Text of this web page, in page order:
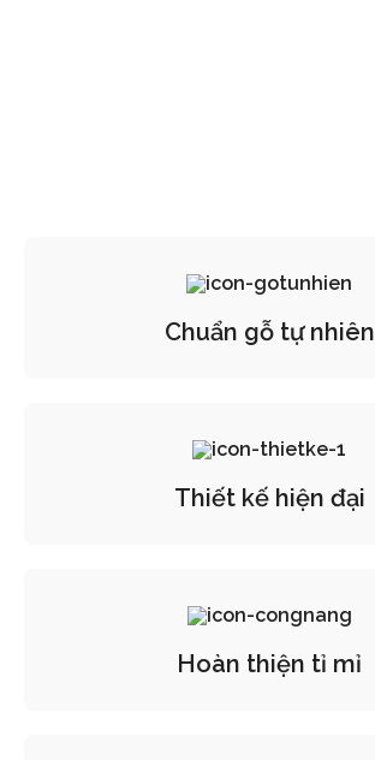
Chuẩn gỗ tự nhiên
Thiết kế hiện đại
Hoàn thiện tỉ mỉ